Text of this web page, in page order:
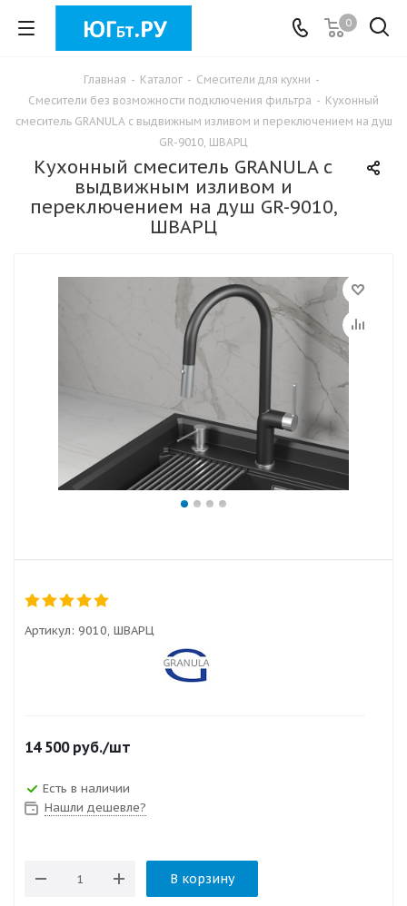
0
Главная - Каталог - Смесители для кухни -
Смесители без возможности подключения фильтра - Кухонный
смеситель GRANULA с выдвижным изливом и переключением на душ
GR-9010, ШВАРЦ
Кухонный смеситель GRANULA с
выдвижным изливом и
переключением на душ GR-9010,
ШВАРЦ
Артикул: 9010, ШВАРЦ
14 500руб./шт
Есть в наличии
Нашли дешевле?
В корзину